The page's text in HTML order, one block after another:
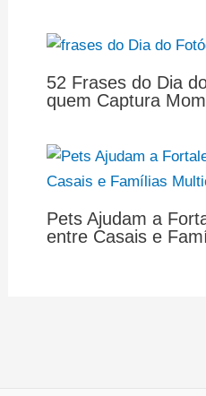
52 Frases do Dia
quem Captura
Pets Ajudam a
entre Casais e